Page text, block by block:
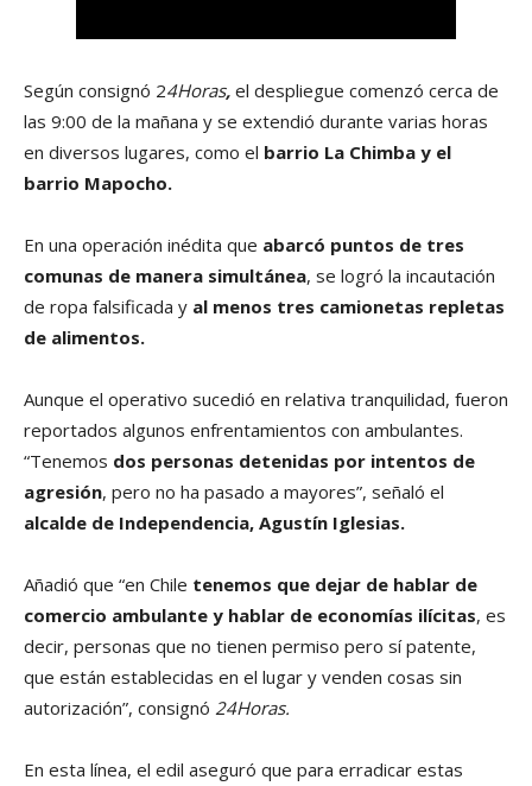
Según consignó 24Horas, el despliegue comenzó cerca de
las 9:00 de la mañana y se extendió durante varias horas
en diversos lugares, como el barrio La Chimba y el
barrio Mapocho.
En una operación inédita que abarcó puntos de tres
comunas de manera simultánea, se logró la incautación
de ropa falsificada y al menos tres camionetas repletas
de alimentos.
Aunque el operativo sucedió en relativa tranquilidad, fueron
reportados algunos enfrentamientos con ambulantes.
“Tenemos dos personas detenidas por intentos de
agresión, pero no ha pasado a mayores”, señaló el
alcalde de Independencia, Agustín Iglesias.
Añadió que “en Chile tenemos que dejar de hablar de
comercio ambulante y hablar de economías ilícitas, es
decir, personas que no tienen permiso pero sí patente,
que están establecidas en el lugar y venden cosas sin
autorización”, consignó 24Horas.
En esta línea, el edil aseguró que para erradicar estas